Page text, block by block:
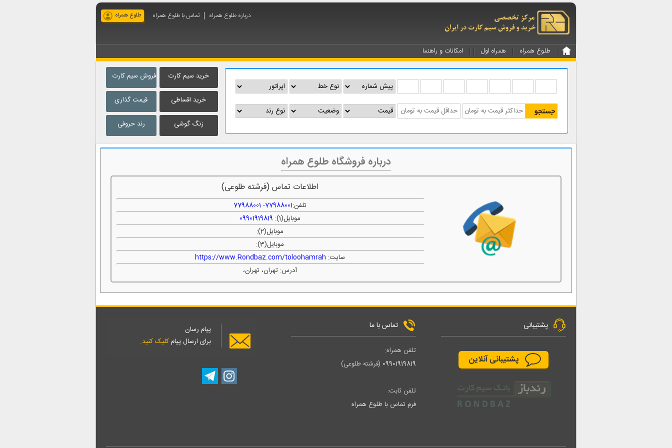
طلوع همراه درباره طلوع همراه تماس با طلوع همراه
طلوع همراه همراه اول امکانات و راهنما
فروش سیم کارت
قیمت گذاری
رند حروفی
خرید سیم کارت
خرید اقساطی
زنگ گوشی
درباره فروشگاه طلوع همراه
اطلاعات تماس (فرشته طلوعی)
تلفن:77988001
-
77988001
موبایل(1):
09901919819
موبایل(2):
موبایل(3):
سایت: https://www.Rondbaz.com/toloohamrah
آدرس: تهران، تهران،
پشتیبانی
پشتیبانی آنلاین
تماس با ما
تلفن همراه:
09901919819 (فرشته طلوعی)
تلفن ثابت:
فرم تماس با طلوع همراه
پیام رسان
برای ارسال پیامکلیک کنید.